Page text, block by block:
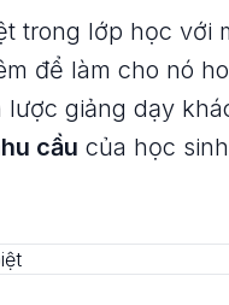
trong lớp học với
để làm cho nó
giảng dạy
cầu của học